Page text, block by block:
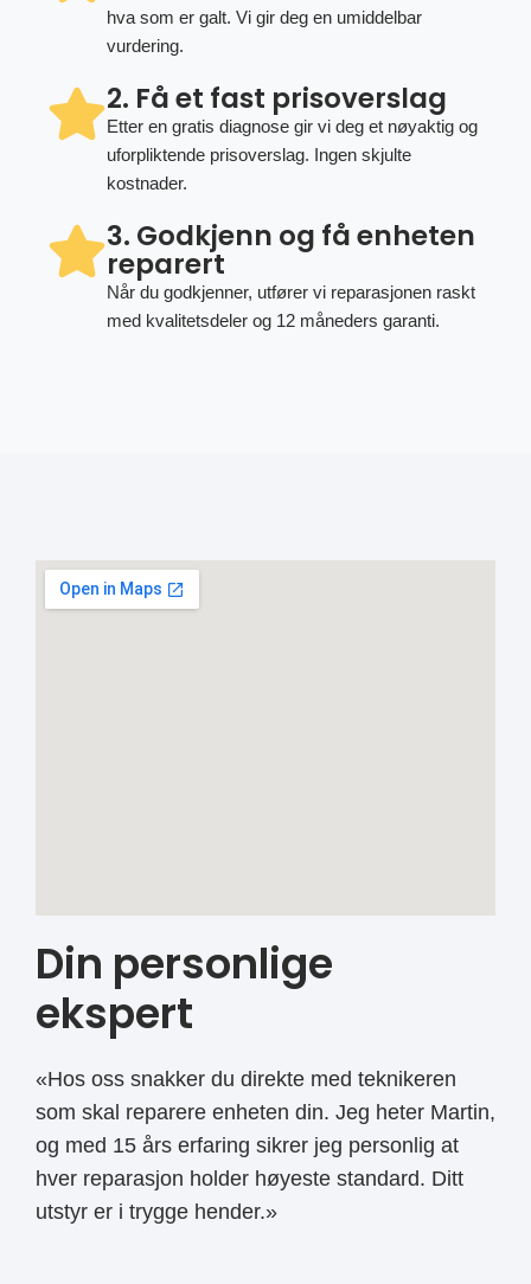
hva som er galt. Vi gir deg en umiddelbar
vurdering.
2. Få et fast prisoverslag
Etter en gratis diagnose gir vi deg et nøyaktig og
uforpliktende prisoverslag. Ingen skjulte
kostnader.
3. Godkjenn og få enheten
reparert
Når du godkjenner, utfører vi reparasjonen raskt
med kvalitetsdeler og 12 måneders garanti.
Din personlige
ekspert
«Hos oss snakker du direkte med teknikeren
som skal reparere enheten din. Jeg heter Martin,
og med 15 års erfaring sikrer jeg personlig at
hver reparasjon holder høyeste standard. Ditt
utstyr er i trygge hender.»